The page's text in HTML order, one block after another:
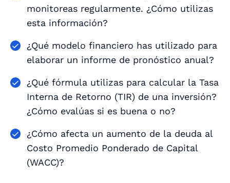
monitoreas regularmente. ¿Cómo utilizas
esta información?
¿Qué modelo financiero has utilizado para
elaborar un informe de pronóstico anual?
¿Qué fórmula utilizas para calcular la Tasa
Interna de Retorno (TIR) de una inversión?
¿Cómo evalúas si es buena o no?
¿Cómo afecta un aumento de la deuda al
Costo Promedio Ponderado de Capital
(WACC)?